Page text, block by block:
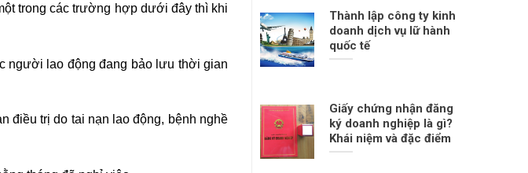
trong các trường hợp dưới đây thì khi
người lao động đang bảo lưu thời gian
điều trị do tai nạn lao động, bệnh nghề
Thành lập công ty kinh
doanh dịch vụ lữ hành
quốc tế
Giấy chứng nhận đăng
ký doanh nghiệp là gì?
Khái niệm và đặc điểm